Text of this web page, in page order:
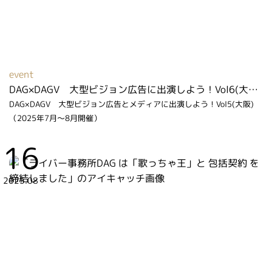
event
DAG×DAGV 大型ビジョン広告に出演しよう！Vol6(大阪)（2026年6月～7月開催）
DAG×DAGV 大型ビジョン広告とメディアに出演しよう！Vol5(大阪)
（2025年7月～8月開催）
16
2025.08